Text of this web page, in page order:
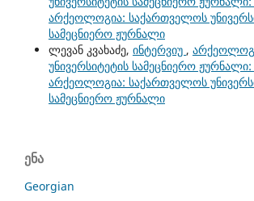
არქეოლოგია: საქართველოს
სამეცნიერო ჟურნალი
ლევან კვახაძე, ინტერვიუ ,
უნივერსიტეტის სამეცნიერო
არქეოლოგია: საქართველოს
სამეცნიერო ჟურნალი
ენა
Georgian